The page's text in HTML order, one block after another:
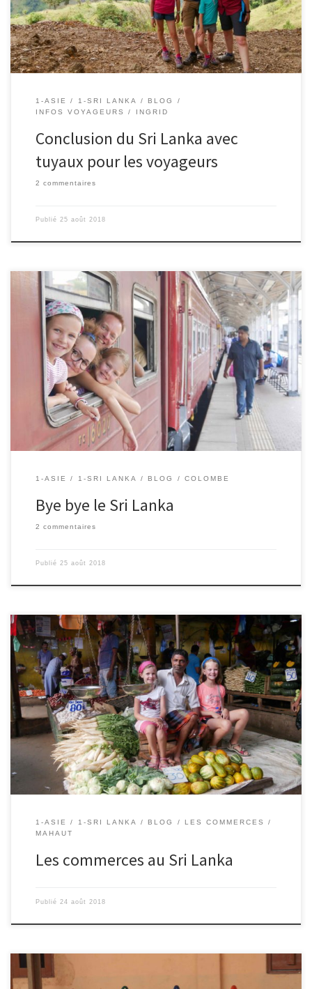
wagon avec les Sri Lankais. Au risque […]
1-ASIE 1-SRI LANKA
BLOG
INFOS VOYAGEURS
INGRID
Conclusion du Sri Lanka avec
tuyaux pour les voyageurs
2 commentaires
Publié 25 août 2018
25/08/2018 – Colombe. Nous avons désormais terminé notre
premier pays : le Sri Lanka. Nous avons visité plein de beaux et
différents endroits du pays. Malgré tout ce que nous avons fait au
Sri Lanka, nous n’en avons visité qu’une partie ; plantations,
plages, histoire du pays, festival, safari et […]
1-ASIE 1-SRI LANKA BLOG COLOMBE
Bye bye le Sri Lanka
2 commentaires
Publié 25 août 2018
23/08/2018 – Mahaut Aujourd’hui , j’ai vu des marchés, beaucoup
de vendeurs de légumes et de fruits variés et de poissons séchés
qui sentaient mauvais. Il y a peu de supermarchés en dehors des
très grandes villes. Il y a aussi des roulottes où on vend plein de
petits pains […]
1-ASIE 1-SRI LANKA BLOG
LES COMMERCES
MAHAUT
Les commerces au Sri Lanka
Publié 24 août 2018